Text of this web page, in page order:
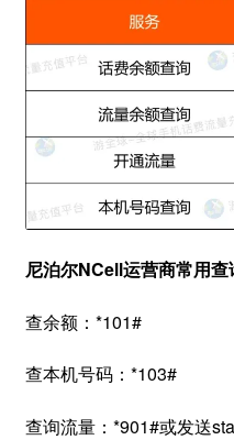
尼泊尔NCell运营商常用查
查余额：*101#
查本机号码：*103#
查询流量：*901#或发送